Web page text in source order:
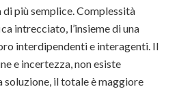
più semplice. Complessità
intrecciato, l’insieme di una
interdipendenti e interagenti. Il
e incertezza, non esiste
soluzione, il totale è maggiore